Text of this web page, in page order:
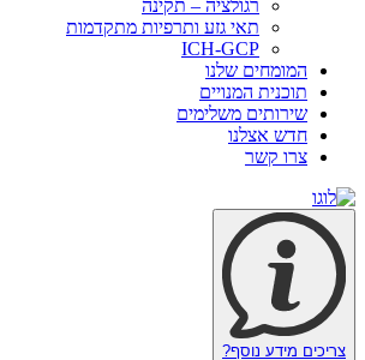
רגולציה – תקינה
תאי גזע ותרפיות מתקדמות
ICH-GCP
המומחים שלנו
תוכנית המנויים
שירותים משלימים
חדש אצלנו
צרו קשר
צריכים מידע נוסף?